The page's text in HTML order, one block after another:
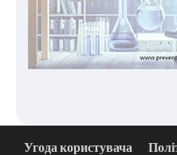
Угода користувача